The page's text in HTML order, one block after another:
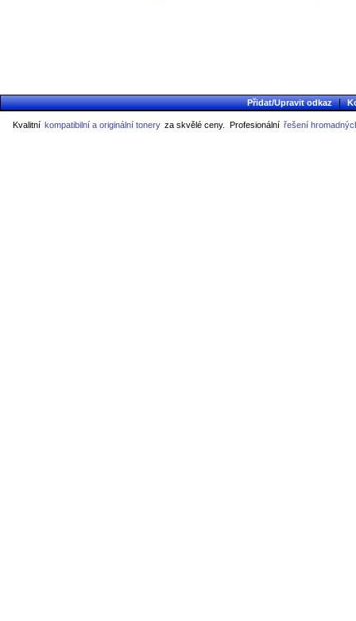
Přidat/Upravit odkaz |
Kvalitní kompatibilní a originální tonery za skvělé ceny. Profesionální řešení